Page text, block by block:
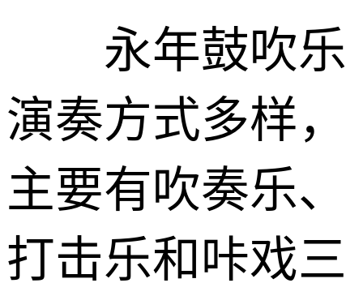
永年鼓吹乐
演奏方式多样，
主要有吹奏乐、
打击乐和咔戏三